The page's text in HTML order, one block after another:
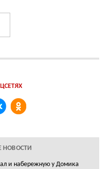
НОВОСТИ
и набережную у Домика